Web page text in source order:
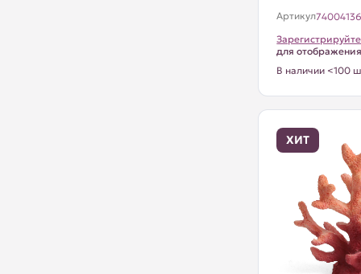
Артикул
для
В наличии <100
ХИТ